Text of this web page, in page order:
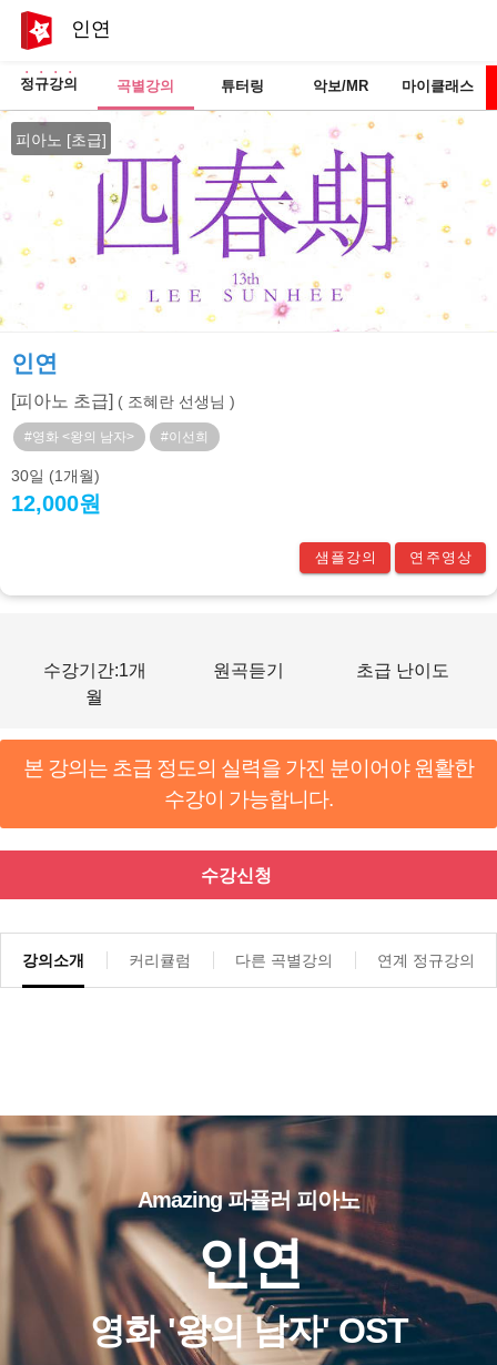
인연
정규강의 곡별강의 튜터링 악보/MR 마이클래스
피아노 [초급]
인연
[피아노 초급] ( 조혜란 선생님 )
#영화 <왕의 남자> #이선희
30일 (1개월)
12,000원
샘플강의 연주영상
수강기간:1개
월
원곡듣기 초급 난이도
본 강의는 초급 정도의 실력을 가진 분이어야 원활한
수강이 가능합니다.
수강신청
강의소개 커리큘럼 다른 곡별강의 연계 정규강의
Amazing 파퓰러 피아노
인연
영화 '왕의 남자' OST